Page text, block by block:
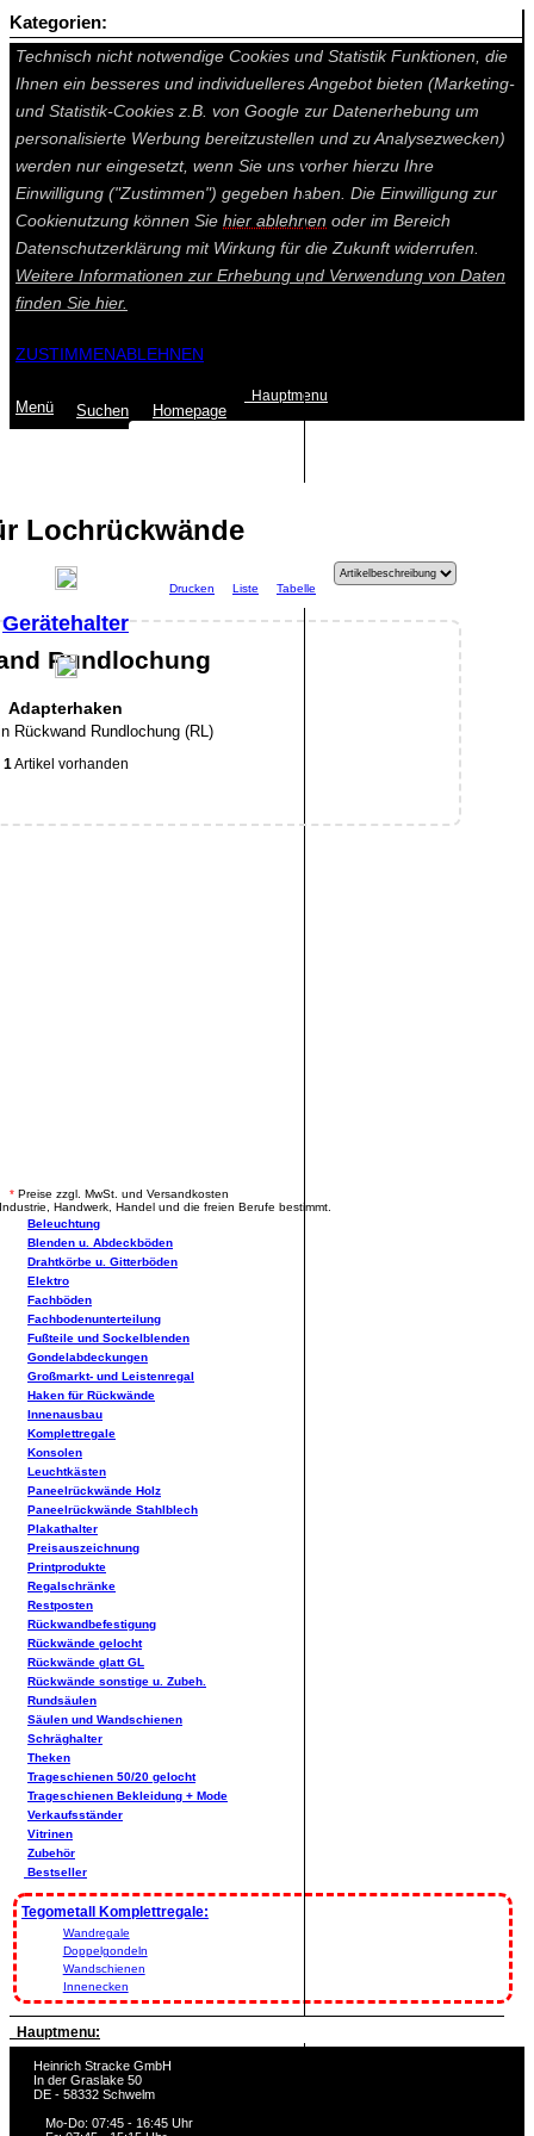
Auf dieser Seite werden technisch notwendige Cookies gesetzt.
Technisch nicht notwendige Cookies und Statistik Funktionen, die
Ihnen ein besseres und individuelleres Angebot bieten (Marketing-
und Statistik-Cookies z.B. von Google zur Datenerhebung um
personalisierte Werbung bereitzustellen und zu Analysezwecken)
werden nur eingesetzt, wenn Sie uns vorher hierzu Ihre
Einwilligung ("Zustimmen") gegeben haben. Die Einwilligung zur
Cookienutzung können Sie hier ablehnen oder im Bereich
Datenschutzerklärung mit Wirkung für die Zukunft widerrufen.
Weitere Informationen zur Erhebung und Verwendung von Daten
finden Sie hier.
ZUSTIMMENABLEHNEN
Menü Suchen Homepage
Hauptmenu
Lochrückwände
Gerätehalter
Adapterhaken
1Artikel vorhanden
Drucken Liste Tabelle
Rundlochung
Rückwand Rundlochung (RL)
* Preise zzgl. MwSt. und Versandkosten
Handwerk, Handel und die freien Berufe bestimmt.
Kategorien:
Beleuchtung
Blenden u. Abdeckböden
Drahtkörbe u. Gitterböden
Elektro
Fachböden
Fachbodenunterteilung
Fußteile und Sockelblenden
Gondelabdeckungen
Großmarkt- und Leistenregal
Haken für Rückwände
Innenausbau
Komplettregale
Konsolen
Leuchtkästen
Paneelrückwände Holz
Paneelrückwände Stahlblech
Plakathalter
Preisauszeichnung
Printprodukte
Regalschränke
Restposten
Rückwandbefestigung
Rückwände gelocht
Rückwände glatt GL
Rückwände sonstige u. Zubeh.
Rundsäulen
Säulen und Wandschienen
Schräghalter
Theken
Trageschienen 50/20 gelocht
Trageschienen Bekleidung + Mode
Verkaufsständer
Vitrinen
Zubehör
Bestseller
Tegometall Komplettregale:
Wandregale
Doppelgondeln
Wandschienen
Innenecken
Hauptmenu:
Heinrich Stracke GmbH
In der Graslake 50
DE - 58332 Schwelm
Mo-Do: 07:45 - 16:45 Uhr